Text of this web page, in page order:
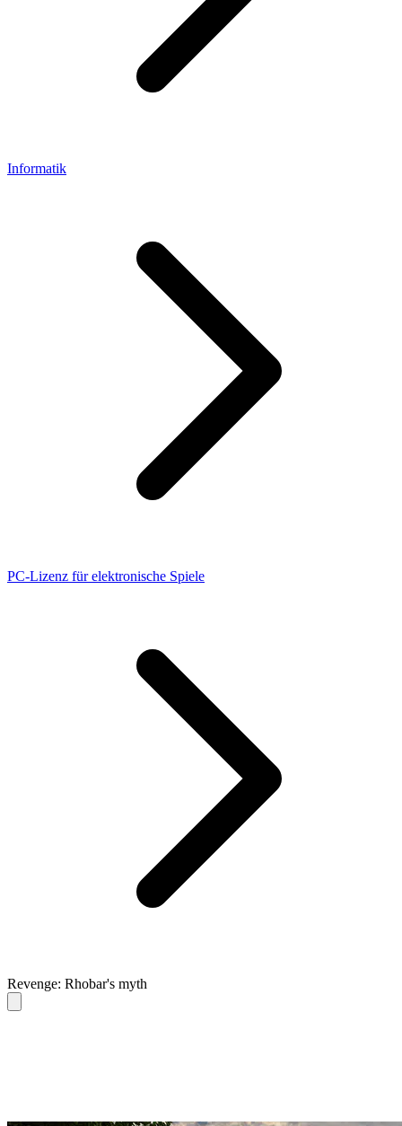
Informatik
PC-Lizenz für elektronische Spiele
Revenge: Rhobar's myth